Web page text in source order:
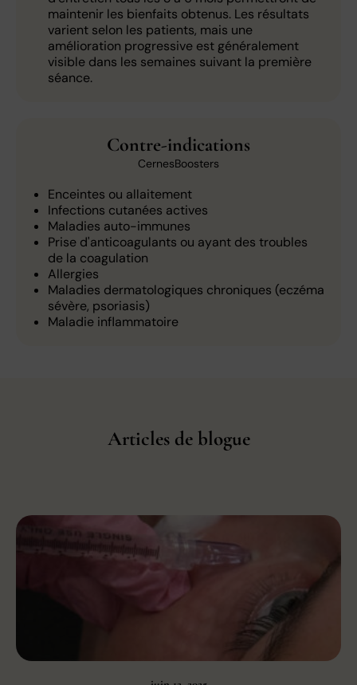
maintenir les bienfaits obtenus. Les résultats
varient selon les patients, mais une
amélioration progressive est généralement
visible dans les semaines suivant la première
séance.
Contre-indications
CernesBoosters
Enceintes ou allaitement
Infections cutanées actives
Maladies auto-immunes
Prise d'anticoagulants ou ayant des troubles
de la coagulation
Allergies
Maladies dermatologiques chroniques (eczéma
sévère, psoriasis)
Maladie inflammatoire
Articles de blogue